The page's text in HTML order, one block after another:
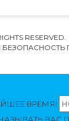
RESERVED.
ВРЕМЯ!
ВАС